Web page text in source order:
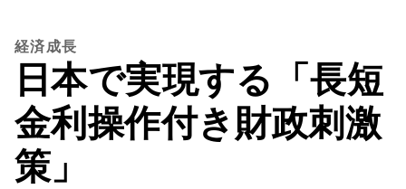
経済成長
日本で実現する「長短
金利操作付き財政刺激
策」